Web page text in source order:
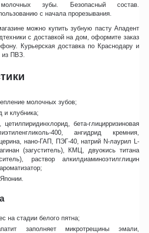
зубы. Безопасный состав.
с начала прорезывания.
можно купить зубную пасту Ападент
с доставкой на дом, оформите заказ
Курьерская доставка по Краснодару и
из ПВЗ.
молочных зубов;
и клубника;
бета-глицирризиновая
400, ангидрид кремния,
нано-ГАП, ПЭГ-40, натрий N-лаурил L-
(загуститель), КМЦ, двуокись титана
раствор алкилдиаминоэтилглицин
на стадии белого пятна;
заполняет микротрещины эмали,